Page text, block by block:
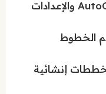
شرح واجهة برنامج AutoCAD والإعدادات
الخطوط
إنشائية